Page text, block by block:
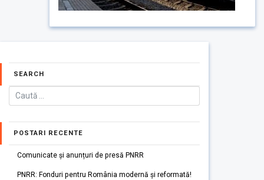
SEARCH
POSTARI RECENTE
Comunicate și anunțuri de presă PNRR
PNRR: Fonduri pentru România modernă și reformată!